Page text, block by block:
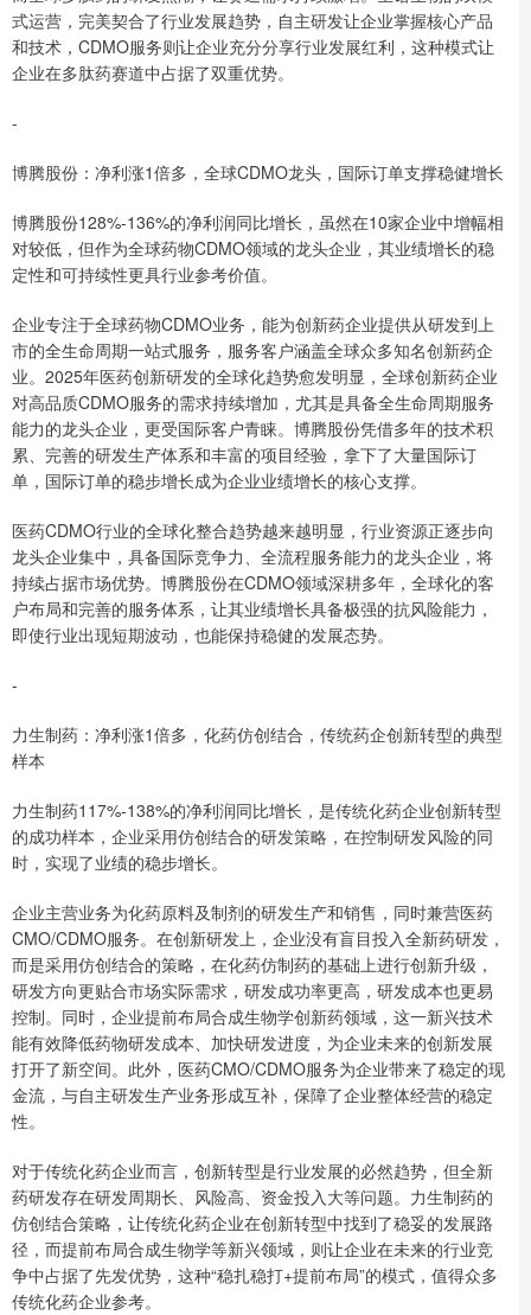
式运营，完美契合了行业发展趋势，自主研发让企业掌握核心产品
和技术，CDMO服务则让企业充分分享行业发展红利，这种模式让
企业在多肽药赛道中占据了双重优势。
-
博腾股份：净利涨1倍多，全球CDMO龙头，国际订单支撑稳健增长
博腾股份128%-136%的净利润同比增长，虽然在10家企业中增幅相
对较低，但作为全球药物CDMO领域的龙头企业，其业绩增长的稳
定性和可持续性更具行业参考价值。
企业专注于全球药物CDMO业务，能为创新药企业提供从研发到上
市的全生命周期一站式服务，服务客户涵盖全球众多知名创新药企
业。2025年医药创新研发的全球化趋势愈发明显，全球创新药企业
对高品质CDMO服务的需求持续增加，尤其是具备全生命周期服务
能力的龙头企业，更受国际客户青睐。博腾股份凭借多年的技术积
累、完善的研发生产体系和丰富的项目经验，拿下了大量国际订
单，国际订单的稳步增长成为企业业绩增长的核心支撑。
医药CDMO行业的全球化整合趋势越来越明显，行业资源正逐步向
龙头企业集中，具备国际竞争力、全流程服务能力的龙头企业，将
持续占据市场优势。博腾股份在CDMO领域深耕多年，全球化的客
户布局和完善的服务体系，让其业绩增长具备极强的抗风险能力，
即使行业出现短期波动，也能保持稳健的发展态势。
-
力生制药：净利涨1倍多，化药仿创结合，传统药企创新转型的典型
样本
力生制药117%-138%的净利润同比增长，是传统化药企业创新转型
的成功样本，企业采用仿创结合的研发策略，在控制研发风险的同
时，实现了业绩的稳步增长。
企业主营业务为化药原料及制剂的研发生产和销售，同时兼营医药
CMO/CDMO服务。在创新研发上，企业没有盲目投入全新药研发，
而是采用仿创结合的策略，在化药仿制药的基础上进行创新升级，
研发方向更贴合市场实际需求，研发成功率更高，研发成本也更易
控制。同时，企业提前布局合成生物学创新药领域，这一新兴技术
能有效降低药物研发成本、加快研发进度，为企业未来的创新发展
打开了新空间。此外，医药CMO/CDMO服务为企业带来了稳定的现
金流，与自主研发生产业务形成互补，保障了企业整体经营的稳定
性。
对于传统化药企业而言，创新转型是行业发展的必然趋势，但全新
药研发存在研发周期长、风险高、资金投入大等问题。力生制药的
仿创结合策略，让传统化药企业在创新转型中找到了稳妥的发展路
径，而提前布局合成生物学等新兴领域，则让企业在未来的行业竞
争中占据了先发优势，这种“稳扎稳打+提前布局”的模式，值得众多
传统化药企业参考。